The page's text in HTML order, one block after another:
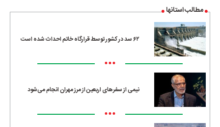
مطالب استانها
۶۲ سد در کشور توسط قرارگاه خاتم احداث شده است
•••
نیمی از سفرهای اربعین از مرز مهران انجام می‌شود
•••